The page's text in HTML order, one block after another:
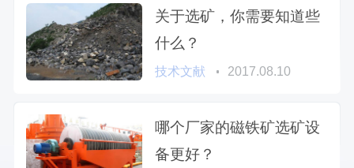
关于选矿，你需要知道些
什么？
技术文献 2017.08.10
哪个厂家的磁铁矿选矿设
备更好？